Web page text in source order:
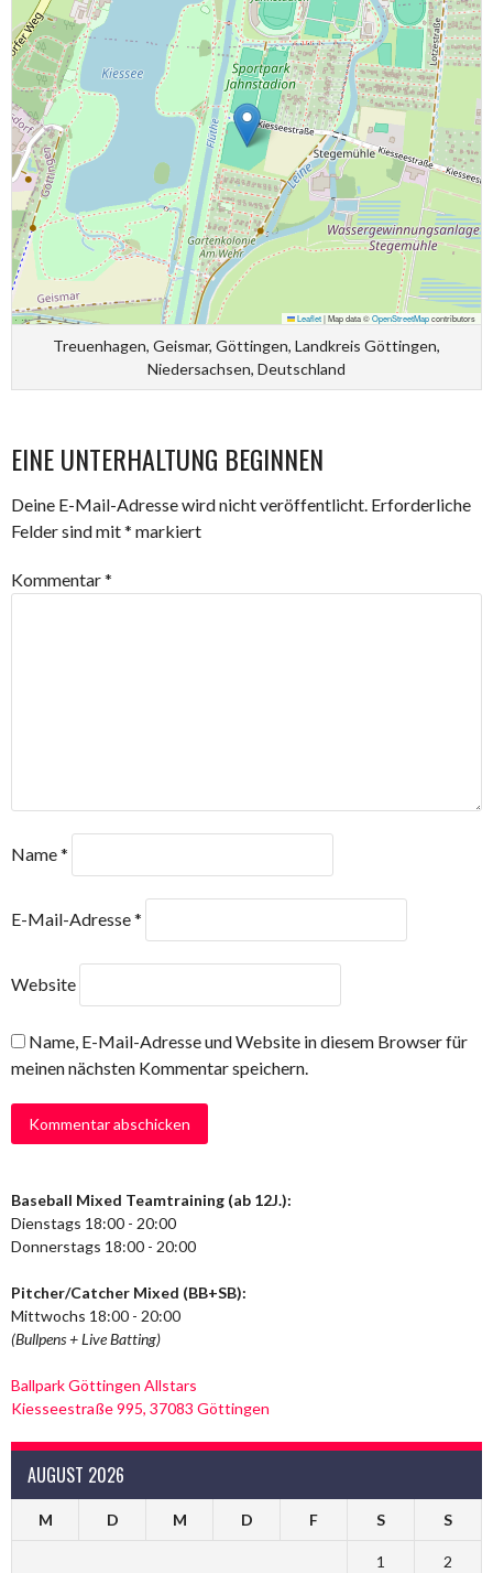
Leaflet|Map data ©OpenStreetMapcontributors
Treuenhagen, Geismar, Göttingen, Landkreis Göttingen,
Niedersachsen, Deutschland
EINE UNTERHALTUNG BEGINNEN
Deine E-Mail-Adresse wird nicht veröffentlicht. Erforderliche
Felder sind mit* markiert
Kommentar*
Name*
E-Mail-Adresse*
Website
Name, E-Mail-Adresse und Website in diesem Browser für
meinen nächsten Kommentar speichern.
Baseball Mixed Teamtraining (ab 12J.):
Dienstags 18:00 - 20:00
Donnerstags 18:00 - 20:00
Pitcher/Catcher Mixed (BB+SB):
Mittwochs 18:00 - 20:00
(Bullpens + Live Batting)
Ballpark Göttingen Allstars
Kiesseestraße 995, 37083 Göttingen
AUGUST 2026
M D M D F S S
1 2